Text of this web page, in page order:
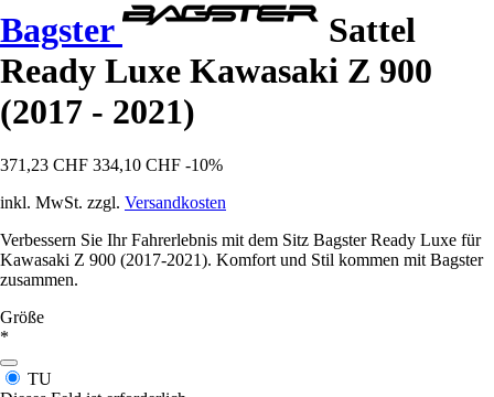
Bagster
Sattel
Ready Luxe Kawasaki Z 900
(2017 - 2021)
371,23 CHF 334,10 CHF -10%
inkl. MwSt. zzgl. Versandkosten
Verbessern Sie Ihr Fahrerlebnis mit dem Sitz Bagster Ready Luxe für
Kawasaki Z 900 (2017-2021). Komfort und Stil kommen mit Bagster
zusammen.
Größe
*
TU